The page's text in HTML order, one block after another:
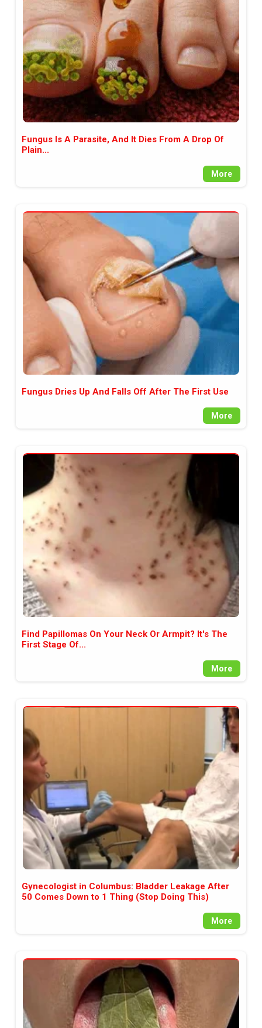
аудитория, затова държим на
прозрачност и коректност от
наша страна. Поднасяме ви
новините такива, каквито са. В
пълния си потенциал.
Fungus Is A Parasite, And It Dies From A Drop Of
Plain...
More
Fungus Dries Up And Falls Off After The First Use
More
Find Papillomas On Your Neck Or Armpit? It's The
First Stage Of...
More
Gynecologist in Columbus: Bladder Leakage After
50 Comes Down to 1 Thing (Stop Doing This)
More